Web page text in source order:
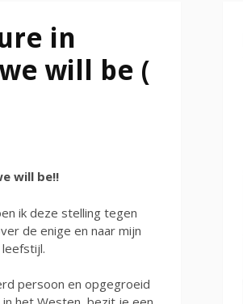
in
will be (
will be!!
ik deze stelling tegen
de enige en naar mijn
persoon en opgegroeid